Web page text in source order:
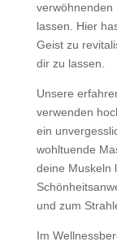
verwöhnenden
lassen. Hier
Geist zu
dir zu lassen.
Unsere
verwenden
ein
wohltuende
deine Muskeln
und zum
Im